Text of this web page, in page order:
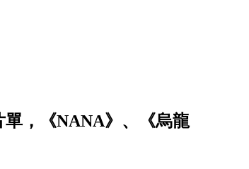
，《NANA》、《烏龍